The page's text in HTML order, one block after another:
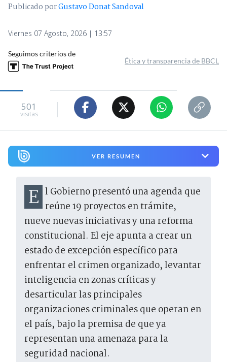
Publicado porGustavo Donat Sandoval
Viernes 07 Agosto, 2026 | 13:57
Seguimos criterios de
Ética y transparencia de BBCL
501
visitas
VER RESUMEN
El Gobierno presentó una agenda que reúne 19 proyectos en trámite,
nueve nuevas iniciativas y una reforma
constitucional. El eje apunta a crear un
estado de excepción específico para
enfrentar el crimen organizado, levantar
inteligencia en zonas críticas y
desarticular las principales
organizaciones criminales que operan en
el país, bajo la premisa de que ya
representan una amenaza para la
seguridad nacional.